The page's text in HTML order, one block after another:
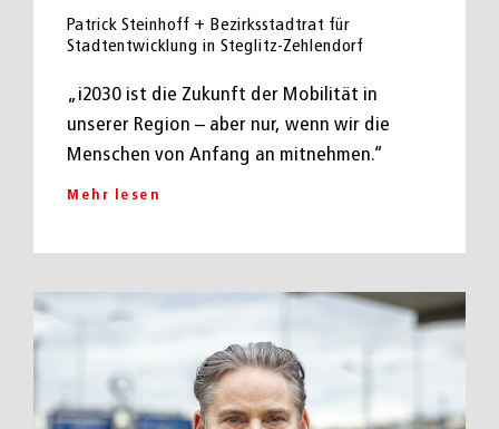
Patrick Steinhoff + Bezirksstadtrat für
Stadtentwicklung in Steglitz-Zehlendorf
„i2030 ist die Zukunft der Mobilität in
unserer Region – aber nur, wenn wir die
Menschen von Anfang an mitnehmen.“
Mehr lesen